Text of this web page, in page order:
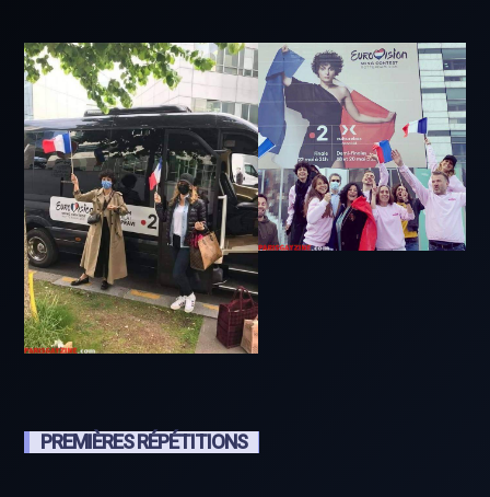
PREMIÈRES RÉPÉTITIONS